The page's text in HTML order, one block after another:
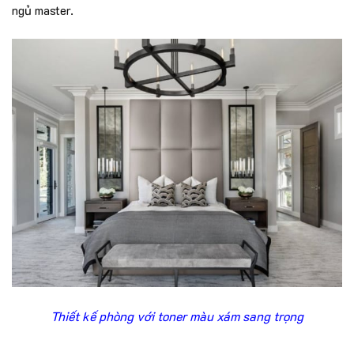
ngủ master.
Thiết kế phòng với toner màu xám sang trọng